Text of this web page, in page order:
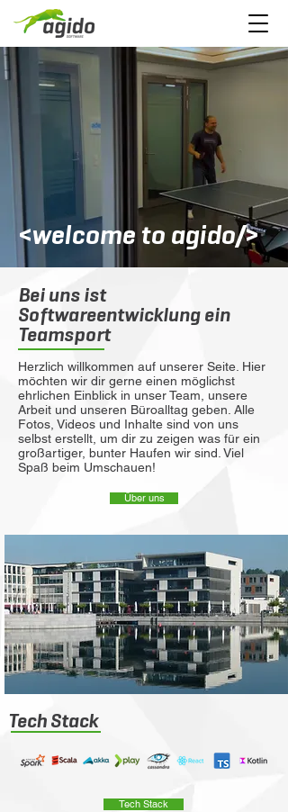
<welcome to agido/>
Bei uns ist
Softwareentwicklung ein
Teamsport
Herzlich willkommen auf unserer Seite. Hier
möchten wir dir gerne einen möglichst
ehrlichen Einblick in unser Team, unsere
Arbeit und unseren Büroalltag geben. Alle
Fotos, Videos und Inhalte sind von uns
selbst erstellt, um dir zu zeigen was für ein
großartiger, bunter Haufen wir sind. Viel
Spaß beim Umschauen!
Über uns
Tech Stack
Tech Stack